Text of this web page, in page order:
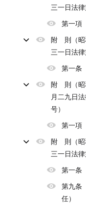
三一日法律
第一項
附 則（昭
三一日法律
第一条
附 則（昭
月二九日
号）
第一項
附 則（昭
三一日法律
第一条
第九条
任）